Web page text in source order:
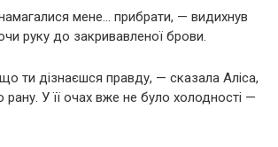
мене… прибрати, — видихнув
руку до закривавленої брови.
ти дізнаєшся правду, — сказала Аліса,
У її очах вже не було холодності —